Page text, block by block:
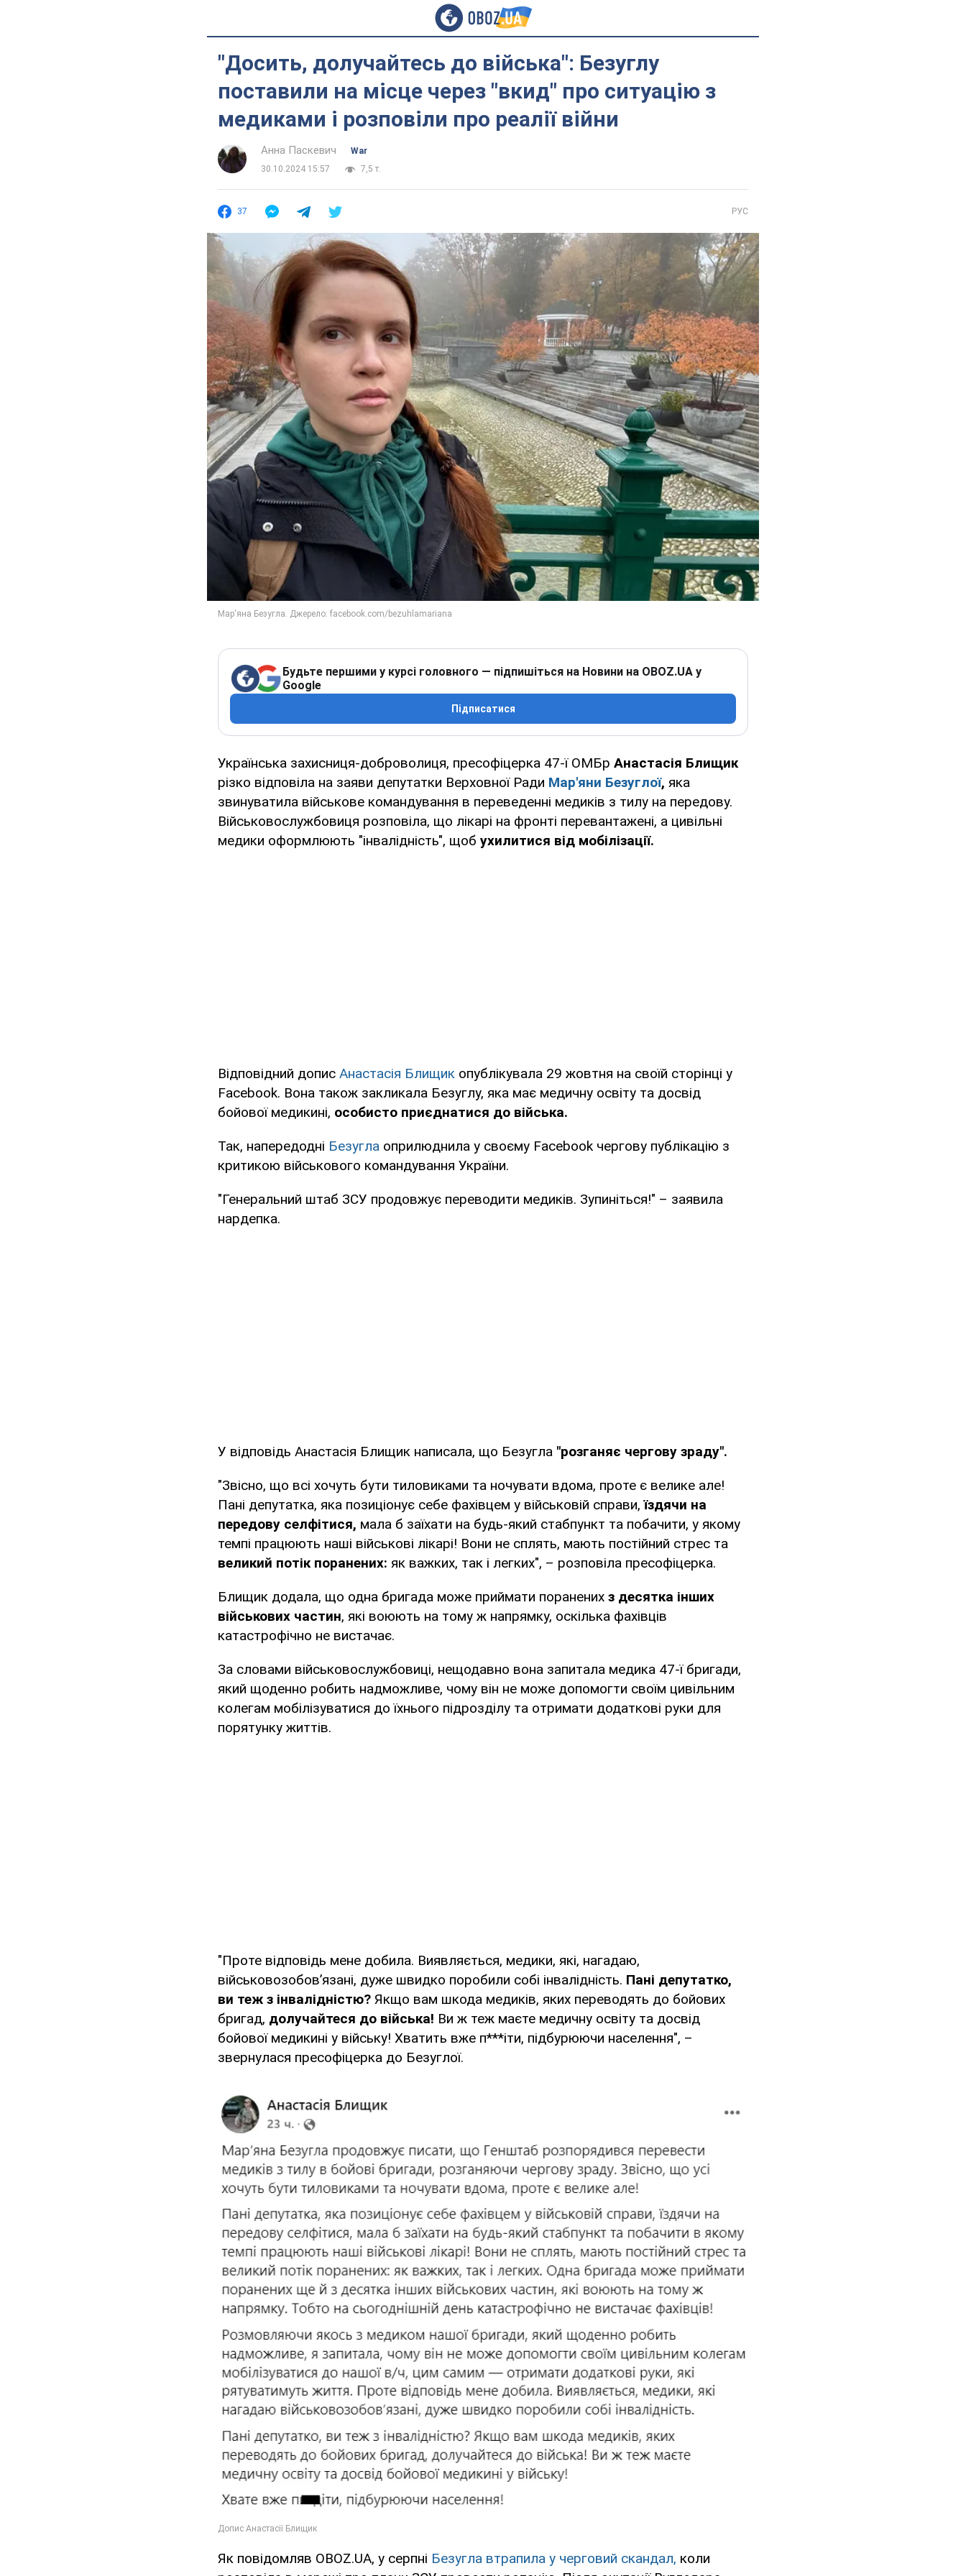
"Досить, долучайтесь до війська": Безуглу
поставили на місце через "вкид" про ситуацію з
медиками і розповіли про реалії війни
Анна Паскевич
War
30.10.2024 15:57
7,5 т.
37 РУС
Будьте першими у курсі головного — підпишіться на Новини на OBOZ.UA у
Google
Підписатися
Українська захисниця-доброволиця, пресофіцерка 47-ї ОМБр Анастасія Блищик
різко відповіла на заяви депутатки Верховної Ради Мар'яни Безуглої, яка
звинуватила військове командування в переведенні медиків з тилу на передову.
Військовослужбовиця розповіла, що лікарі на фронті перевантажені, а цивільні
медики оформлюють "інвалідність", щоб ухилитися від мобілізації.
Відповідний допис Анастасія Блищик опублікувала 29 жовтня на своїй сторінці у
Facebook. Вона також закликала Безуглу, яка має медичну освіту та досвід
бойової медикині, особисто приєднатися до війська.
Так, напередодні Безугла оприлюднила у своєму Facebook чергову публікацію з
критикою військового командування України.
"Генеральний штаб ЗСУ продовжує переводити медиків. Зупиніться!" – заявила
нардепка.
У відповідь Анастасія Блищик написала, що Безугла "розганяє чергову зраду".
"Звісно, що всі хочуть бути тиловиками та ночувати вдома, проте є велике але!
Пані депутатка, яка позиціонує себе фахівцем у військовій справи,їздячи на
передову селфітися, мала б заїхати на будь-який стабпункт та побачити, у якому
темпі працюють наші військові лікарі! Вони не сплять, мають постійний стрес та
великий потік поранених: як важких, так і легких", – розповіла пресофіцерка.
Блищик додала, що одна бригада може приймати поранених з десятка інших
військових частин, які воюють на тому ж напрямку, оскілька фахівців
катастрофічно не вистачає.
За словами військовослужбовиці, нещодавно вона запитала медика 47-ї бригади,
який щоденно робить надможливе, чому він не може допомогти своїм цивільним
колегам мобілізуватися до їхнього підрозділу та отримати додаткові руки для
порятунку життів.
"Проте відповідь мене добила. Виявляється, медики, які, нагадаю,
військовозобовʼязані, дуже швидко поробили собі інвалідність. Пані депутатко,
ви теж з інвалідністю? Якщо вам шкода медиків, яких переводять до бойових
бригад, долучайтеся до війська! Ви ж теж маєте медичну освіту та досвід
бойової медикині у війську! Хватить вже п***іти, підбурюючи населення", –
звернулася пресофіцерка до Безуглої.
Як повідомляв OBOZ.UA, у серпні Безугла втрапила у черговий скандал, коли